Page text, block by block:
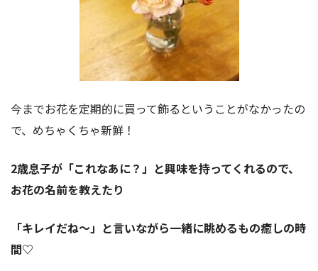
今までお花を定期的に買って飾るということがなかったの
で、めちゃくちゃ新鮮！
2歳息子が「これなあに？」と興味を持ってくれるので、
お花の名前を教えたり
「キレイだね〜」と言いながら一緒に眺めるもの癒しの時
間♡